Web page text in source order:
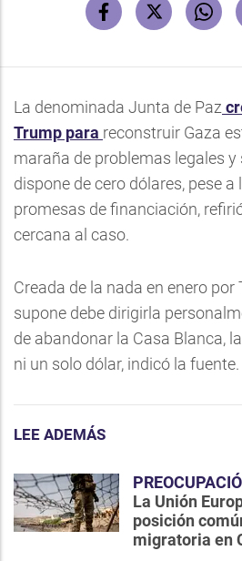
La denominada Junta de Paz
Trump para reconstruir Gaza
maraña de problemas legales
dispone de cero dólares, pese
promesas de financiación,
cercana al caso.
Creada de la nada en enero por
supone debe dirigirla
de abandonar la Casa Blanca,
ni un solo dólar, indicó la fuente.
LEE ADEMÁS
La Unión
posición
migratoria en